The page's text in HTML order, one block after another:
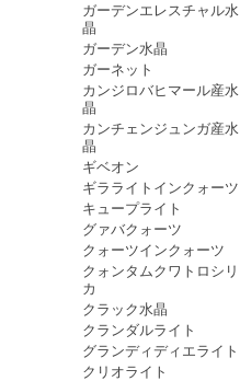
ガーデンエレスチャル水
晶
ガーデン水晶
ガーネット
カンジロバヒマール産水
晶
カンチェンジュンガ産水
晶
ギベオン
ギラライトインクォーツ
キュープライト
グァバクォーツ
クォーツインクォーツ
クォンタムクワトロシリ
カ
クラック水晶
クランダルライト
グランディディエライト
クリオライト